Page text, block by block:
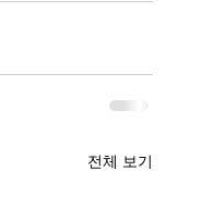
전체 보기